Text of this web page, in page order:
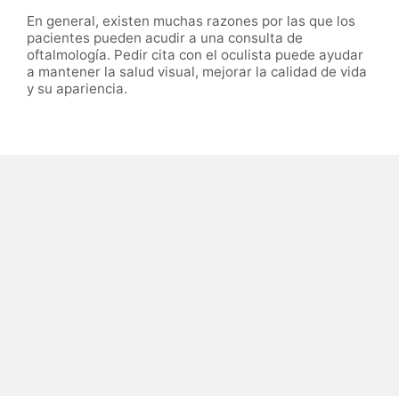
En general, existen muchas razones por las que los
pacientes pueden acudir a una consulta de
oftalmología. Pedir cita con el oculista puede ayudar
a mantener la salud visual, mejorar la calidad de vida
y su apariencia.